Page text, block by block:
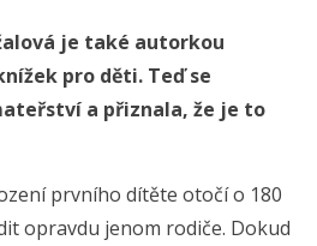
je také autorkou
pro děti. Teď se
a přiznala, že je to
prvního dítěte otočí o 180
opravdu jenom rodiče. Dokud